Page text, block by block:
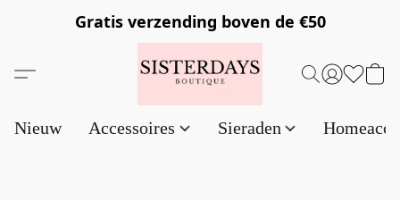
Gratis verzending boven de €50
Nieuw Accessoires Sieraden